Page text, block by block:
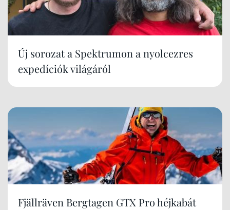
Új sorozat a Spektrumon a nyolcezres
expedíciók világáról
Fjällräven Bergtagen GTX Pro héjkabát